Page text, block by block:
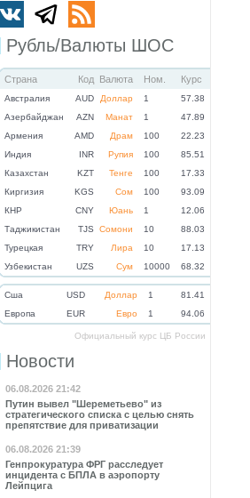
Рубль/Валюты ШОС
Страна Код Валюта Ном. Курс
Австралия AUD Доллар 1
57.38
Азербайджан
AZN Манат 1
47.89
Армения
AMD Драм 100
22.23
Индия
INR Рупия 100
85.51
Казахстан
KZT Тенге 100
17.33
Киргизия
KGS Сом 100
93.09
КНР
CNY Юань 1
12.06
Таджикистан
TJS Сомони 10
88.03
Турецкая
TRY Лира 10
17.13
Узбекистан
UZS Сум 10000 68.32
Cша USD Доллар 1
81.41
Eвропа
EUR Евро 1 94.06
Официальный курс ЦБ России
Новости
06.08.2026 21:42
Путин вывел "Шереметьево" из
стратегического списка с целью снять
препятствие для приватизации
06.08.2026 21:39
Генпрокуратура ФРГ расследует
инцидента с БПЛА в аэропорту
Лейпцига